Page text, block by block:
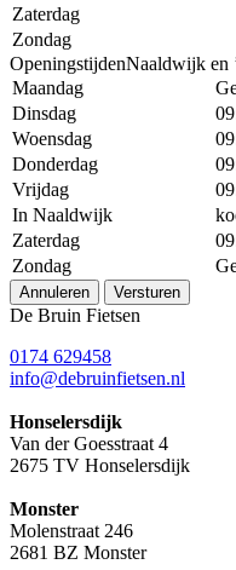
Zaterdag
Zondag
OpeningstijdenNaaldwijk en
Maandag
Dinsdag
Woensdag
Donderdag
Vrijdag
In Naaldwijk
Zaterdag
Zondag
Annuleren Versturen
De Bruin Fietsen
0174 629458
info@debruinfietsen.nl
Honselersdijk
Van der Goesstraat 4
2675 TV Honselersdijk
Monster
Molenstraat 246
2681 BZ Monster